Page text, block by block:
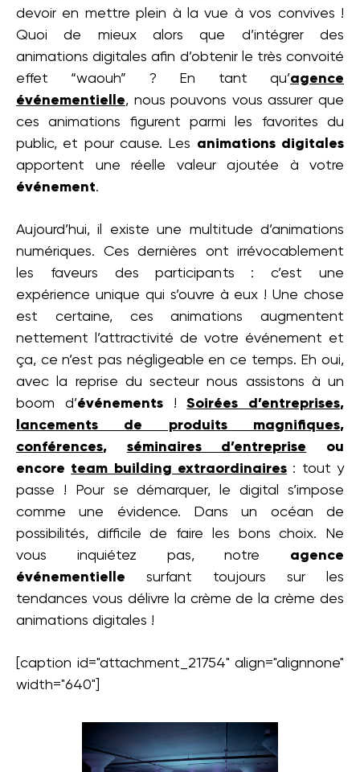
devoir en mettre plein à la vue à vos convives !
Quoi de mieux alors que d’intégrer des
animations digitales afin d’obtenir le très convoité
effet “waouh” ? En tant qu’agence
événementielle, nous pouvons vous assurer que
ces animations figurent parmi les favorites du
public, et pour cause. Les animations digitales
apportent une réelle valeur ajoutée à votre
événement.
Aujourd’hui, il existe une multitude d’animations
numériques. Ces dernières ont irrévocablement
les faveurs des participants : c’est une
expérience unique qui s’ouvre à eux ! Une chose
est certaine, ces animations augmentent
nettement l’attractivité de votre événement et
ça, ce n’est pas négligeable en ce temps. Eh oui,
avec la reprise du secteur nous assistons à un
boom d’événements!Soirées d’entreprises,
lancements de produits magnifiques,
conférences, séminaires d’entreprise ou
encore team building extraordinaires : tout y
passe ! Pour se démarquer, le digital s’impose
comme une évidence. Dans un océan de
possibilités, difficile de faire les bons choix. Ne
vous inquiétez pas, notre agence
événementielle surfant toujours sur les
tendances vous délivre la crème de la crème des
animations digitales !
[caption id="attachment_21754" align="alignnone"
width="640"]